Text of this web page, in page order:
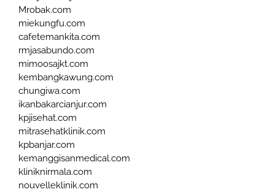
Mrobak.com
miekungfu.com
cafetemankita.com
rmjasabundo.com
mimoosajkt.com
kembangkawung.com
chungiwa.com
ikanbakarcianjur.com
kpjisehat.com
mitrasehatklinik.com
kpbanjar.com
kemanggisanmedical.com
kliniknirmala.com
nouvelleklinik.com